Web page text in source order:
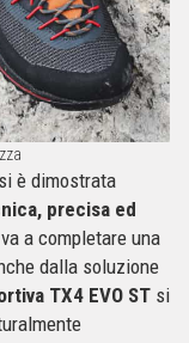
si è dimostrata
precisa ed
a completare una
dalla soluzione
TX4 EVO ST si